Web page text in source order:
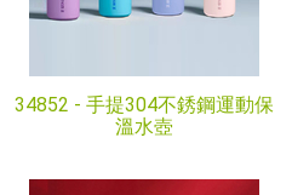
34852 - 手提304不銹鋼運動保
溫水壺